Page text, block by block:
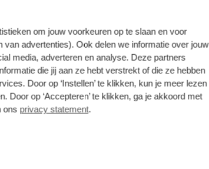
om jouw voorkeuren op te slaan en voor
advertenties). Ook delen we informatie over jouw
media, adverteren en analyse. Deze partners
die jij aan ze hebt verstrekt of die ze hebben
Door op ‘Instellen’ te klikken, kun je meer lezen
op ‘Accepteren’ te klikken, ga je akkoord met
ons privacy statement.
zorgt de
beslagen
continu voor u
kunnen
laat
dat er
van deze
Als u contact